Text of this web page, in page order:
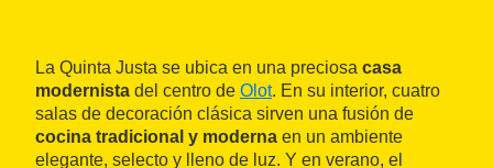
La Quinta Justa se ubica en una preciosa casa
modernista del centro de Olot. En su interior, cuatro
salas de decoración clásica sirven una fusión de
cocina tradicional y moderna en un ambiente
elegante, selecto y lleno de luz. Y en verano, el